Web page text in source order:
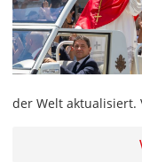
der Welt aktualisiert.